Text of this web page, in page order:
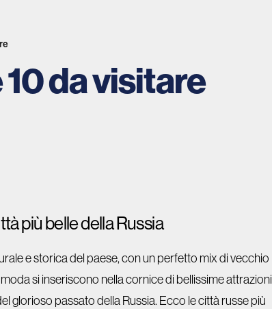
da visitare
più belle della Russia
e storica del paese, con un perfetto mix di vecchio
si inseriscono nella cornice di bellissime attrazioni
glorioso passato della Russia. Ecco le città russe più